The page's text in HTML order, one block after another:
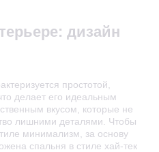
дизайн
простотой,
делает его идеальным
вкусом, которые не
лишними деталями. Чтобы
минимализм, за основу
спальня в стиле хай-тек